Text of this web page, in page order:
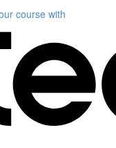
coursewith